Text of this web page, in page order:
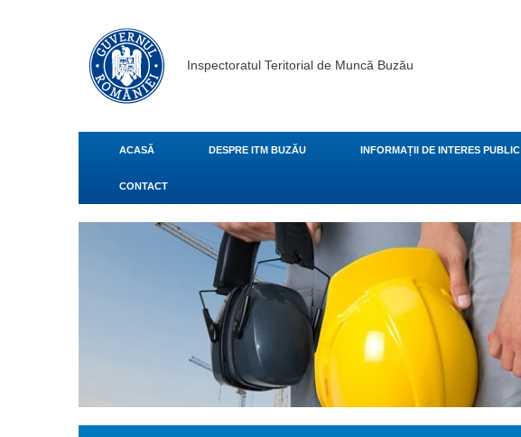
Inspectoratul Teritorial de Muncă Buzău
ACASĂ DESPRE ITM BUZĂU INFORMAȚII DE INTERES PUBLIC
CONTACT